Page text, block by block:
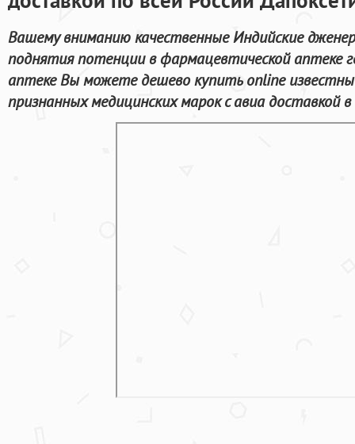
Вашему вниманию качественные Индийские
поднятия потенции в фармацевтической аптеке
аптеке Вы можете дешево купить online
признанных медицинских марок с авиа доставкой в